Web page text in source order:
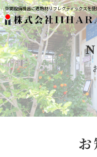
空調設備機器に遮熱材リフレクティックスを使